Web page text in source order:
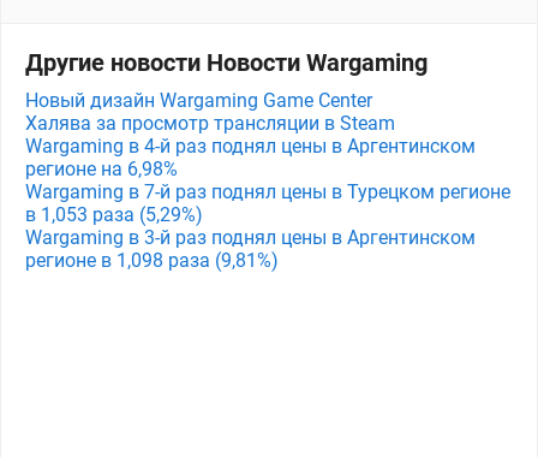
Другие новости Новости Wargaming
Новый дизайн Wargaming Game Center
Халява за просмотр трансляции в Steam
Wargaming в 4-й раз поднял цены в Аргентинском
регионе на 6,98%
Wargaming в 7-й раз поднял цены в Турецком регионе
в 1,053 раза (5,29%)
Wargaming в 3-й раз поднял цены в Аргентинском
регионе в 1,098 раза (9,81%)